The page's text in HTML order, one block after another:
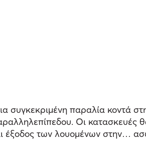
συγκεκριμένη παραλία
Οι κατασκευές
έξοδος των λουομένων στην…